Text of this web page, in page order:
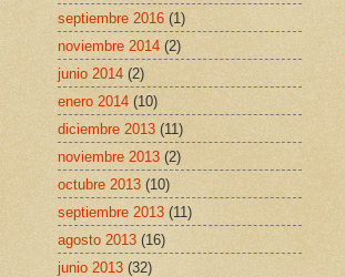
septiembre 2016 (1)
noviembre 2014 (2)
junio 2014 (2)
enero 2014 (10)
diciembre 2013 (11)
noviembre 2013 (2)
octubre 2013 (10)
septiembre 2013 (11)
agosto 2013 (16)
junio 2013 (32)